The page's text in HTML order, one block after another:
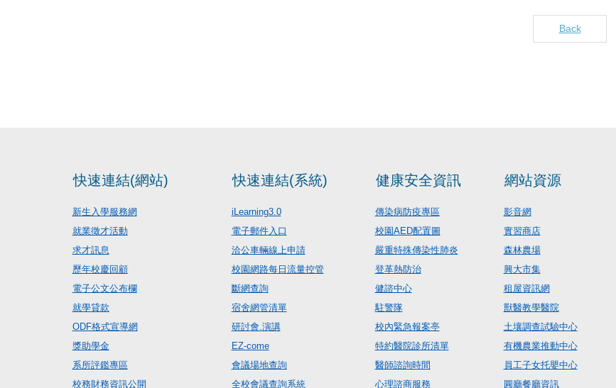
Back
快速連結(網站)
新生入學服務網
就業徵才活動
求才訊息
歷年校慶回顧
電子公文公布欄
就學貸款
ODF格式宣導網
獎助學金
系所評鑑專區
校務財務資訊公開
快速連結(系統)
iLearning3.0
電子郵件入口
洽公車輛線上申請
校園網路每日流量控管
斷網查詢
宿舍網管清單
研討會.演講
EZ-come
會議場地查詢
全校會議查詢系統
健康安全資訊
傳染病防疫專區
校園AED配置圖
嚴重特殊傳染性肺炎
登革熱防治
健諮中心
駐警隊
校內緊急報案亭
特約醫院診所清單
醫師諮詢時間
心理諮商服務
網站資源
影音網
實習商店
森林農場
興大市集
租屋資訊網
獸醫教學醫院
土壤調查試驗中心
有機農業推動中心
員工子女托嬰中心
圓廳餐廳資訊